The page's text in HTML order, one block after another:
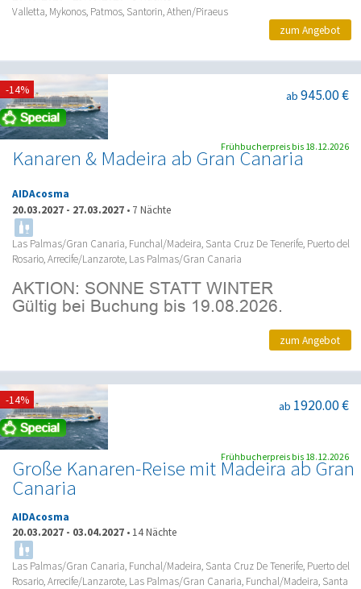
Valletta, Mykonos, Patmos, Santorin, Athen/Piraeus
zum Angebot
Kanaren & Madeira ab Gran Canaria
ab 945.00 €
AIDAcosma
20.03.2027 - 27.03.2027 • 7 Nächte
Las Palmas/Gran Canaria, Funchal/Madeira, Santa Cruz De Tenerife, Puerto del
Rosario, Arrecife/Lanzarote, Las Palmas/Gran Canaria
-14%
Frühbucherpreis bis 18.12.2026
zum Angebot
Große Kanaren-Reise mit Madeira ab Gran
Canaria
ab 1920.00 €
AIDAcosma
20.03.2027 - 03.04.2027 • 14 Nächte
Las Palmas/Gran Canaria, Funchal/Madeira, Santa Cruz De Tenerife, Puerto del
Rosario, Arrecife/Lanzarote, Las Palmas/Gran Canaria, Funchal/Madeira, Santa
-14%
Frühbucherpreis bis 18.12.2026